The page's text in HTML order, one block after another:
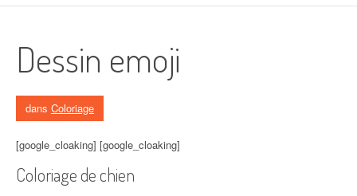
Dessin emoji
dans Coloriage
[google_cloaking] [google_cloaking]
Coloriage de chien